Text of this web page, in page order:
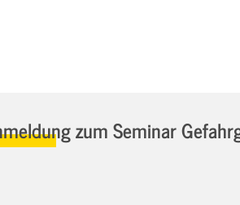
zum Seminar